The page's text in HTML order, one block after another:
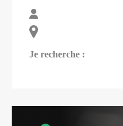
Je recherche :